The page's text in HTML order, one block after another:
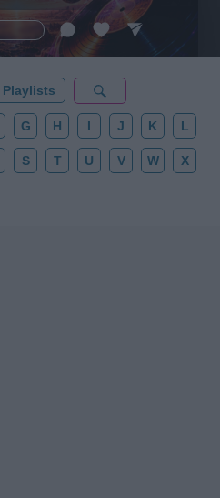
gravedad cero. 💾 ¡Guarda
noche estrellada!
Playlists
G H I J K L
S T U V W X